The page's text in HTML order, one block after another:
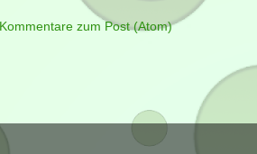
Kommentare zum Post (Atom)